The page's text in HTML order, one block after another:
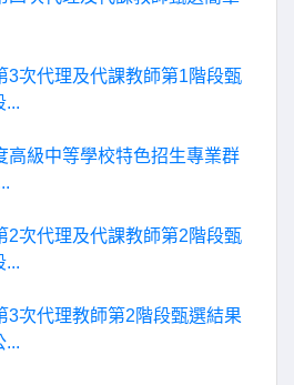
3次代理及代課教師第1階段甄
...
高級中等學校特色招生專業群
2次代理及代課教師第2階段甄
...
3次代理教師第2階段甄選結果
...